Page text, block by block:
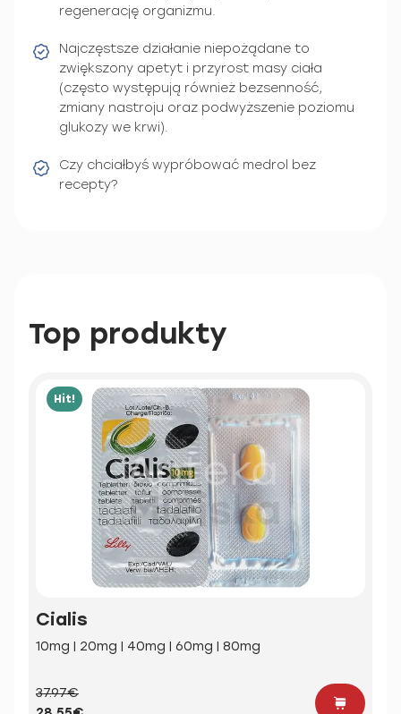
regenerację organizmu.
Najczęstsze działanie niepożądane to
zwiększony apetyt i przyrost masy ciała
(często występują również bezsenność,
zmiany nastroju oraz podwyższenie poziomu
glukozy we krwi).
Czy chciałbyś wypróbować medrol bez
recepty?
Top produkty
Hit!
Cialis
10mg | 20mg | 40mg | 60mg | 80mg
37.97€